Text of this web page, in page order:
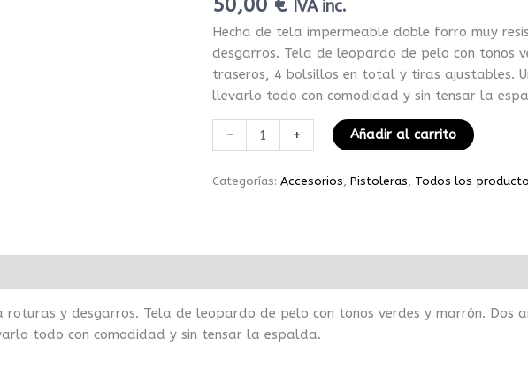
50,00 € IVA inc.
Hecha de tela impermeable doble forro muy
desgarros. Tela de leopardo de pelo con tonos
traseros, 4 bolsillos en total y tiras ajustables.
llevarlo todo con comodidad y sin tensar la
- + Añadir al carrito
Categorías: Accesorios, Pistoleras, Todos los
y desgarros. Tela de leopardo de pelo con tonos verdes y marrón. Dos
todo con comodidad y sin tensar la espalda.